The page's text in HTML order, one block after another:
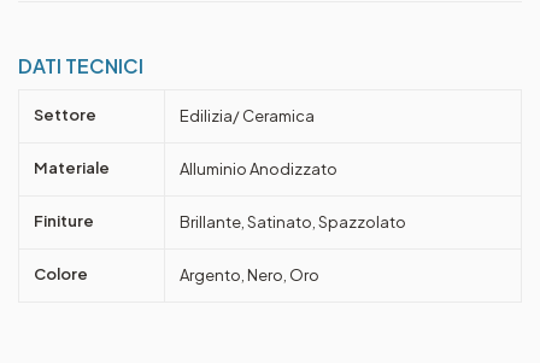
DATI TECNICI
Settore Edilizia/ Ceramica
Materiale Alluminio Anodizzato
Finiture Brillante, Satinato, Spazzolato
Colore Argento, Nero, Oro